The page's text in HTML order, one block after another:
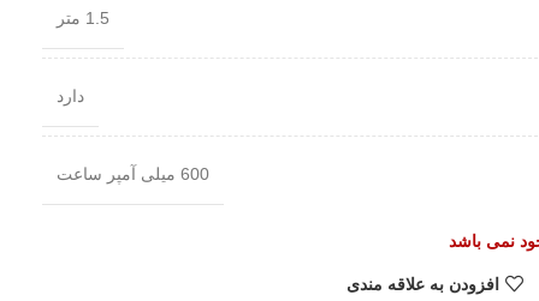
1.5 متر
دارد
600 میلی آمپر ساعت
نمی باشد
افزودن به علاقه مندی